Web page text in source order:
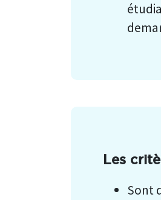
Les
Sont